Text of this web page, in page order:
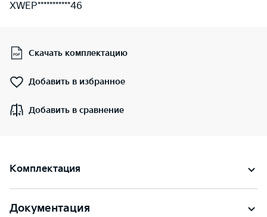
XWEP***********46
Скачать комплектацию
Добавить в избранное
Добавить в сравнение
Комплектация
Документация